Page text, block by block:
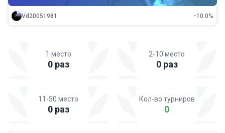
Vd20051981 -10.0%
1 место
0 раз
2-10 место
0 раз
11-50 место
0 раз
Кол-во турниров
0